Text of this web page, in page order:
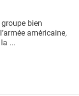
bien
américaine,
...